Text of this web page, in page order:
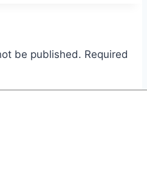
be published. Required